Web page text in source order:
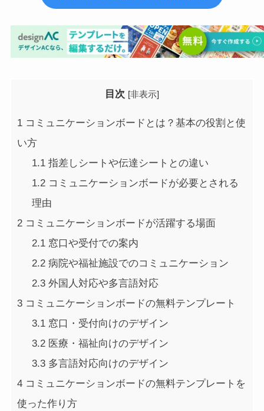
目次 [非表示]
1コミュニケーションボードとは？基本の役割と使
い方
1.1 指差しシートや伝達シートとの違い
1.2 コミュニケーションボードが必要とされる
理由
2コミュニケーションボードが活躍する場面
2.1 窓口や受付での案内
2.2 病院や福祉施設でのコミュニケーション
2.3 外国人対応や多言語対応
3コミュニケーションボードの無料テンプレート
3.1 窓口・受付向けのデザイン
3.2 医療・福祉向けのデザイン
3.3 多言語対応向けのデザイン
4コミュニケーションボードの無料テンプレートを
使った作り方